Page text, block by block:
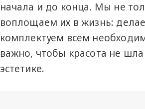
начала и до конца. Мы не
воплощаем их в жизнь:
комплектуем всем
важно, чтобы красота не
эстетике.